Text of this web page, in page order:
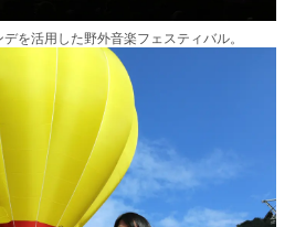
を活用した野外音楽フェスティバル。